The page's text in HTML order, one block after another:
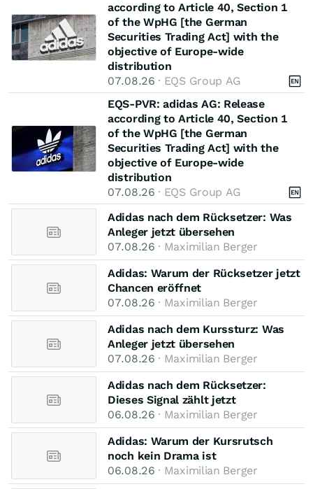
according to Article 40, Section 1
of the WpHG [the German
Securities Trading Act] with the
objective of Europe-wide
distribution
07.08.26 · EQS Group AG
EQS-PVR: adidas AG: Release
according to Article 40, Section 1
of the WpHG [the German
Securities Trading Act] with the
objective of Europe-wide
distribution
07.08.26 · EQS Group AG
Adidas nach dem Rücksetzer: Was
Anleger jetzt übersehen
07.08.26 · Maximilian Berger
Adidas: Warum der Rücksetzer jetzt
Chancen eröffnet
07.08.26 · Maximilian Berger
Adidas nach dem Kurssturz: Was
Anleger jetzt übersehen
07.08.26 · Maximilian Berger
Adidas nach dem Rücksetzer:
Dieses Signal zählt jetzt
06.08.26 · Maximilian Berger
Adidas: Warum der Kursrutsch
noch kein Drama ist
06.08.26 · Maximilian Berger